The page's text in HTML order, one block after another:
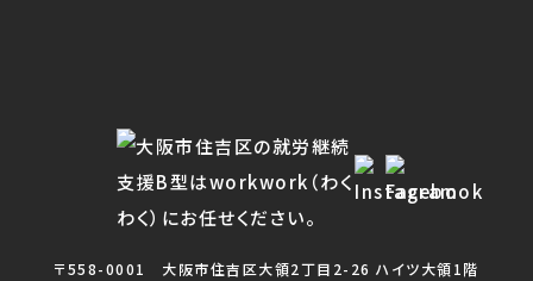
〒558-0001 大阪市住吉区大領2丁目2-26 ハイツ大領1階